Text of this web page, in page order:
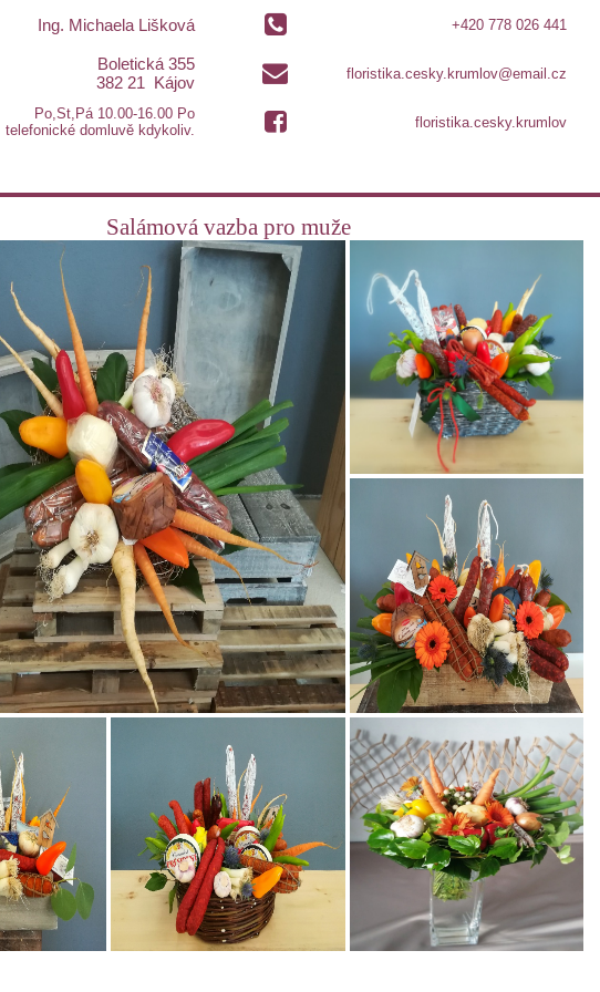
Ing. Michaela Lišková
Boletická 355
382 21 Kájov
Po,St,Pá 10.00-16.00 Po
telefonické domluvě kdykoliv.
+420 778 026 441
floristika.cesky.krumlov@email.cz
floristika.cesky.krumlov
Salámová vazba pro muže